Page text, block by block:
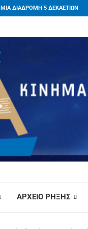
ΜΙΑ ΔΙΑΔΡΟΜΗ 5 ΔΕΚΑΕΤΙΩΝ
ΑΡΧΕΙΟ ΡΗΞΗΣ